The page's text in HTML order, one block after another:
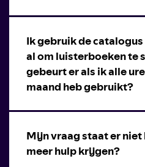
Ik gebruik de
al om luisterboeken te
gebeurt er als ik alle
maand heb gebruikt?
Mijn vraag staat er niet
meer hulp krijgen?